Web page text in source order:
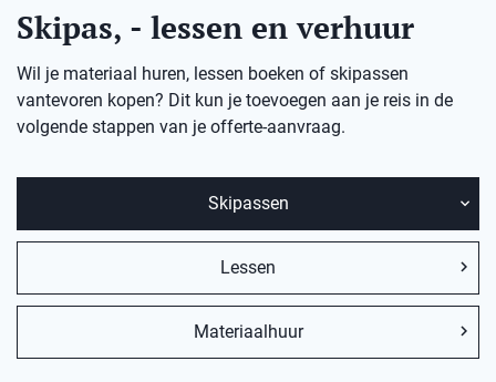
Skipas, - lessen en verhuur
Wil je materiaal huren, lessen boeken of skipassen
vantevoren kopen? Dit kun je toevoegen aan je reis in de
volgende stappen van je offerte-aanvraag.
Skipassen
Lessen
Materiaalhuur